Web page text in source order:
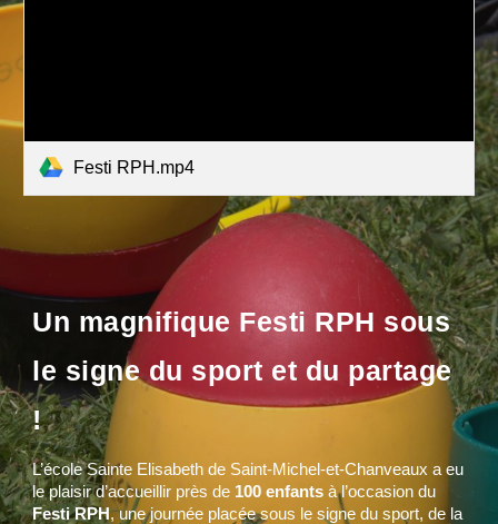
Festi RPH.mp4
Un magnifique Festi RPH sous
le signe du sport et du partage
!
L’école Sainte Elisabeth de Saint-Michel-et-Chanveaux a eu
le plaisir d’accueillir près de 100 enfants à l’occasion du
Festi RPH, une journée placée sous le signe du sport, de la